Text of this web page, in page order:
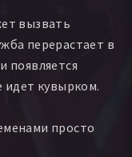
вызвать
перерастает в
появляется
идет кувырком.
просто
Сложился